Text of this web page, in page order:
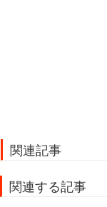
関連記事
関連する記事